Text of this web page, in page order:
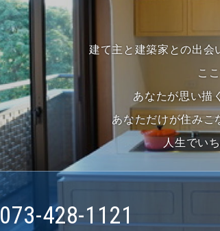
建て主と建築家との出会
こ
あなたが思い描
あなただけが住みこ
人生でい
073-428-1121